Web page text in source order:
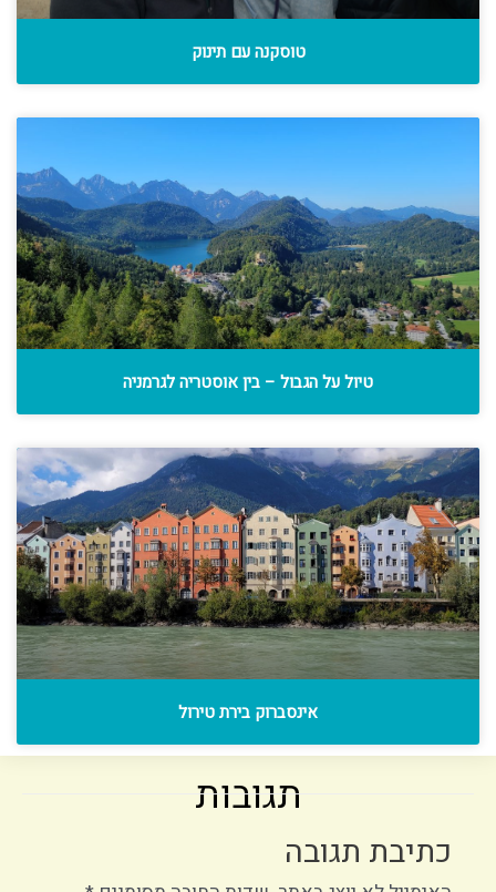
טוסקנה עם תינוק
טיול על הגבול – בין אוסטריה לגרמניה
אינסברוק בירת טירול
תגובות
כתיבת תגובה